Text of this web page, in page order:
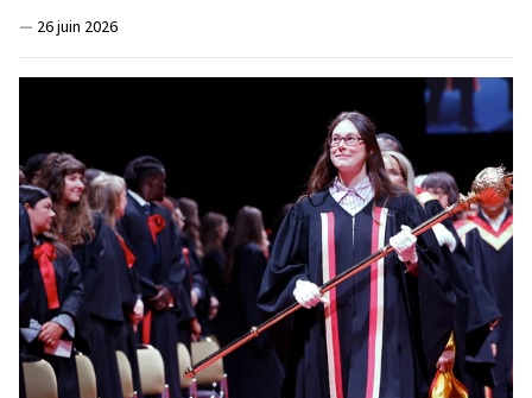
— 26 juin 2026